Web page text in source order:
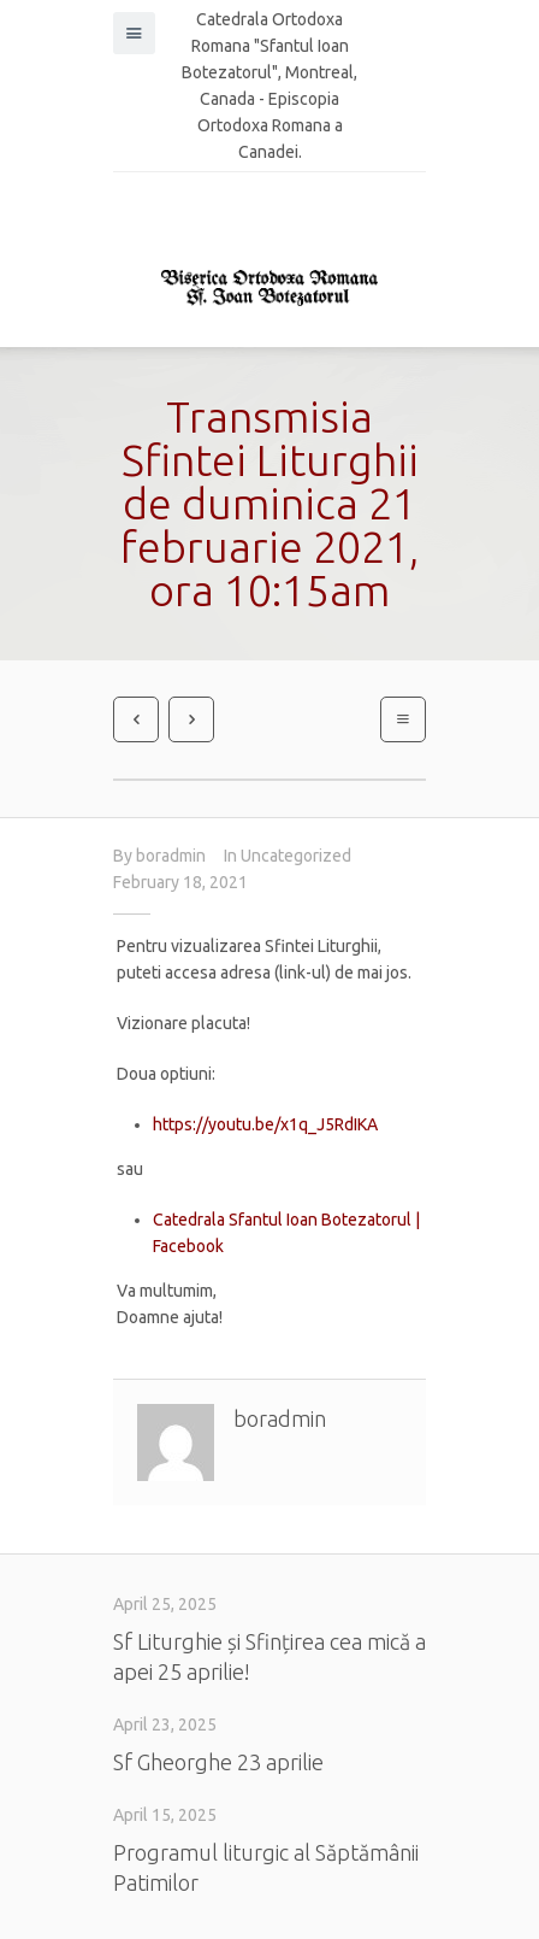
Catedrala Ortodoxa
Romana "Sfantul Ioan
Botezatorul", Montreal,
Canada - Episcopia
Ortodoxa Romana a
Canadei.
Transmisia
Sfintei Liturghii
de duminica 21
februarie 2021,
ora 10:15am
By boradmin In Uncategorized
February 18, 2021
Pentru vizualizarea Sfintei Liturghii,
puteti accesa adresa (link-ul) de mai jos.
Vizionare placuta!
Doua optiuni:
https://youtu.be/x1q_J5RdIKA
sau
Catedrala Sfantul Ioan Botezatorul |
Facebook
Va multumim,
Doamne ajuta!
boradmin
April 25, 2025
Sf Liturghie și Sfințirea cea mică a
apei 25 aprilie!
April 23, 2025
Sf Gheorghe 23 aprilie
April 15, 2025
Programul liturgic al Săptămânii
Patimilor